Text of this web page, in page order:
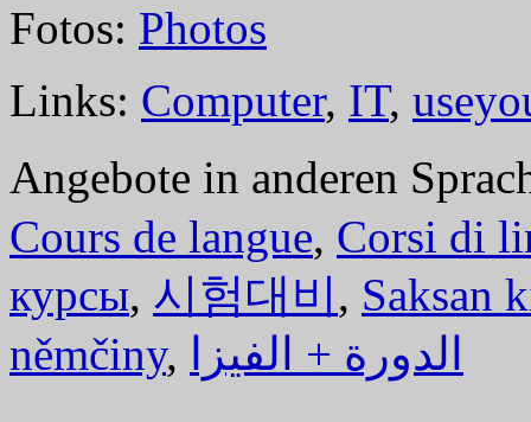
Fotos: Photos
Links: Computer, IT,
Angebote in anderen
Cours de langue, Corsi di
курсы, 시험대비, Saksan
němčiny, الدورة + الفيزا